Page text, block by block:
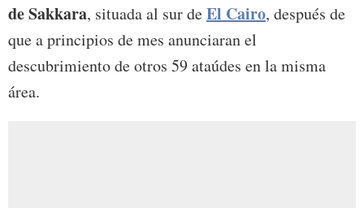
de Sakkara, situada al sur deEl Cairo, después de
que a principios de mes anunciaran el
descubrimiento de otros 59 ataúdes en la misma
área.